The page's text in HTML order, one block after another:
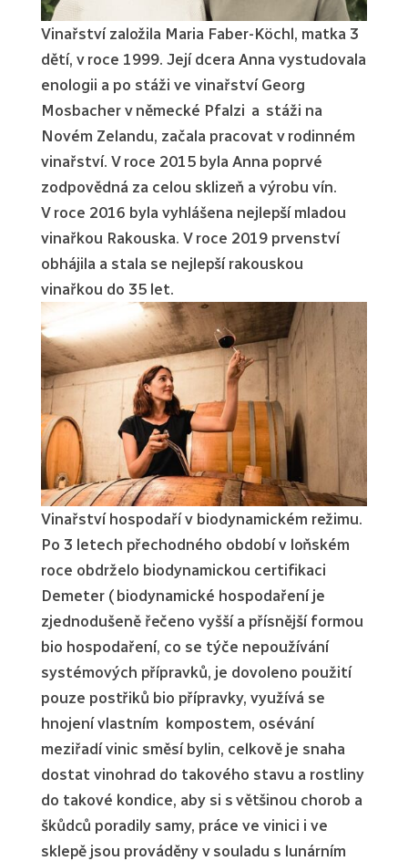
Vinařství založila Maria Faber-Köchl, matka 3
dětí, v roce 1999. Její dcera Anna vystudovala
enologii a po stáži ve vinařství Georg
Mosbacher v německé Pfalzi a stáži na
Novém Zelandu, začala pracovat v rodinném
vinařství. V roce 2015 byla Anna poprvé
zodpovědná za celou sklizeň a výrobu vín.
V roce 2016 byla vyhlášena nejlepší mladou
vinařkou Rakouska. V roce 2019 prvenství
obhájila a stala se nejlepší rakouskou
vinařkou do 35 let.
Vinařství hospodaří v biodynamickém režimu.
Po 3 letech přechodného období v loňském
roce obdrželo biodynamickou certifikaci
Demeter ( biodynamické hospodaření je
zjednodušeně řečeno vyšší a přísnější formou
bio hospodaření, co se týče nepoužívání
systémových přípravků, je dovoleno použití
pouze postřiků bio přípravky, využívá se
hnojení vlastním kompostem, osévání
meziřadí vinic směsí bylin, celkově je snaha
dostat vinohrad do takového stavu a rostliny
do takové kondice, aby si s většinou chorob a
škůdců poradily samy, práce ve vinici i ve
sklepě jsou prováděny v souladu s lunárním